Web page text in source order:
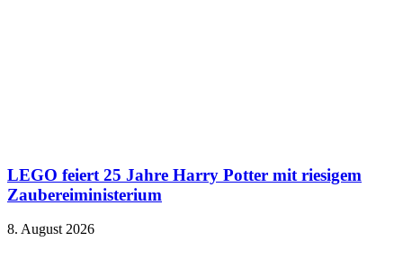
LEGO feiert 25 Jahre Harry Potter mit riesigem
Zaubereiministerium
8. August 2026